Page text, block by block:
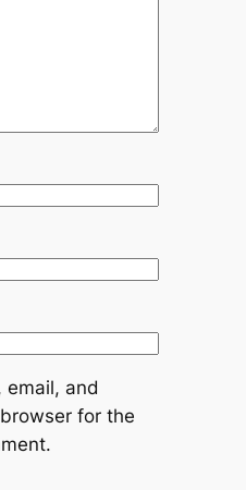
email, and
for the